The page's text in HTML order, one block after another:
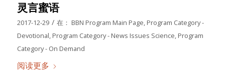
灵言蜜语
2017-12-29 / 在： BBN Program Main Page, Program Category -
Devotional, Program Category - News Issues Science, Program
Category - On Demand
阅读更多